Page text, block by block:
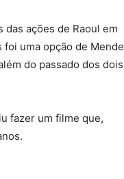
ações de Raoul em
uma opção de
do passado dos
fazer um filme que,